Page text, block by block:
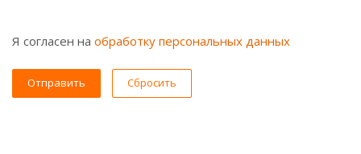
Я согласен на обработку персональных данных
Сбросить